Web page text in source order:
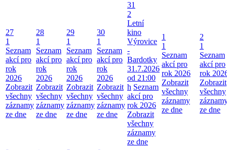
27
1
Seznam
akcí pro
rok
2026
Zobrazit
všechny
záznamy
ze dne
28
1
Seznam
akcí pro
rok
2026
Zobrazit
všechny
záznamy
ze dne
29
1
Seznam
akcí pro
rok
2026
Zobrazit
všechny
záznamy
ze dne
30
1
Seznam
akcí pro
rok
2026
Zobrazit
všechny
záznamy
ze dne
31
2
Letní
kino
Výrovice
-
Bardotky
31.7.2026
od 21:00
h Seznam
akcí pro
rok 2026
Zobrazit
všechny
záznamy
ze dne
1
1
Seznam
akcí pro
rok 2026
Zobrazit
všechny
záznamy
ze dne
2
1
Seznam
akcí pro
rok
Zobrazit
všechny
ze dne